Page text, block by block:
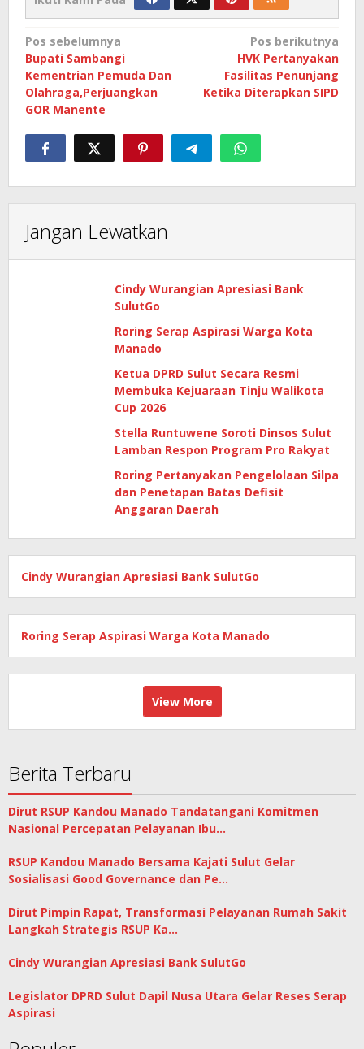
Navigasi
pos
Pos sebelumnya
Bupati Sambangi
Kementrian Pemuda Dan
Olahraga,Perjuangkan
GOR Manente
Pos berikutnya
HVK Pertanyakan
Fasilitas Penunjang
Ketika Diterapkan SIPD
Jangan Lewatkan
Cindy Wurangian Apresiasi Bank
SulutGo
Roring Serap Aspirasi Warga Kota
Manado
Ketua DPRD Sulut Secara Resmi
Membuka Kejuaraan Tinju Walikota
Cup 2026
Stella Runtuwene Soroti Dinsos Sulut
Lamban Respon Program Pro Rakyat
Roring Pertanyakan Pengelolaan Silpa
dan Penetapan Batas Defisit
Anggaran Daerah
Cindy Wurangian Apresiasi Bank SulutGo
Roring Serap Aspirasi Warga Kota Manado
View More
Berita Terbaru
Dirut RSUP Kandou Manado Tandatangani Komitmen
Nasional Percepatan Pelayanan Ibu…
RSUP Kandou Manado Bersama Kajati Sulut Gelar
Sosialisasi Good Governance dan Pe…
Dirut Pimpin Rapat, Transformasi Pelayanan Rumah Sakit
Langkah Strategis RSUP Ka…
Cindy Wurangian Apresiasi Bank SulutGo
Legislator DPRD Sulut Dapil Nusa Utara Gelar Reses Serap
Aspirasi